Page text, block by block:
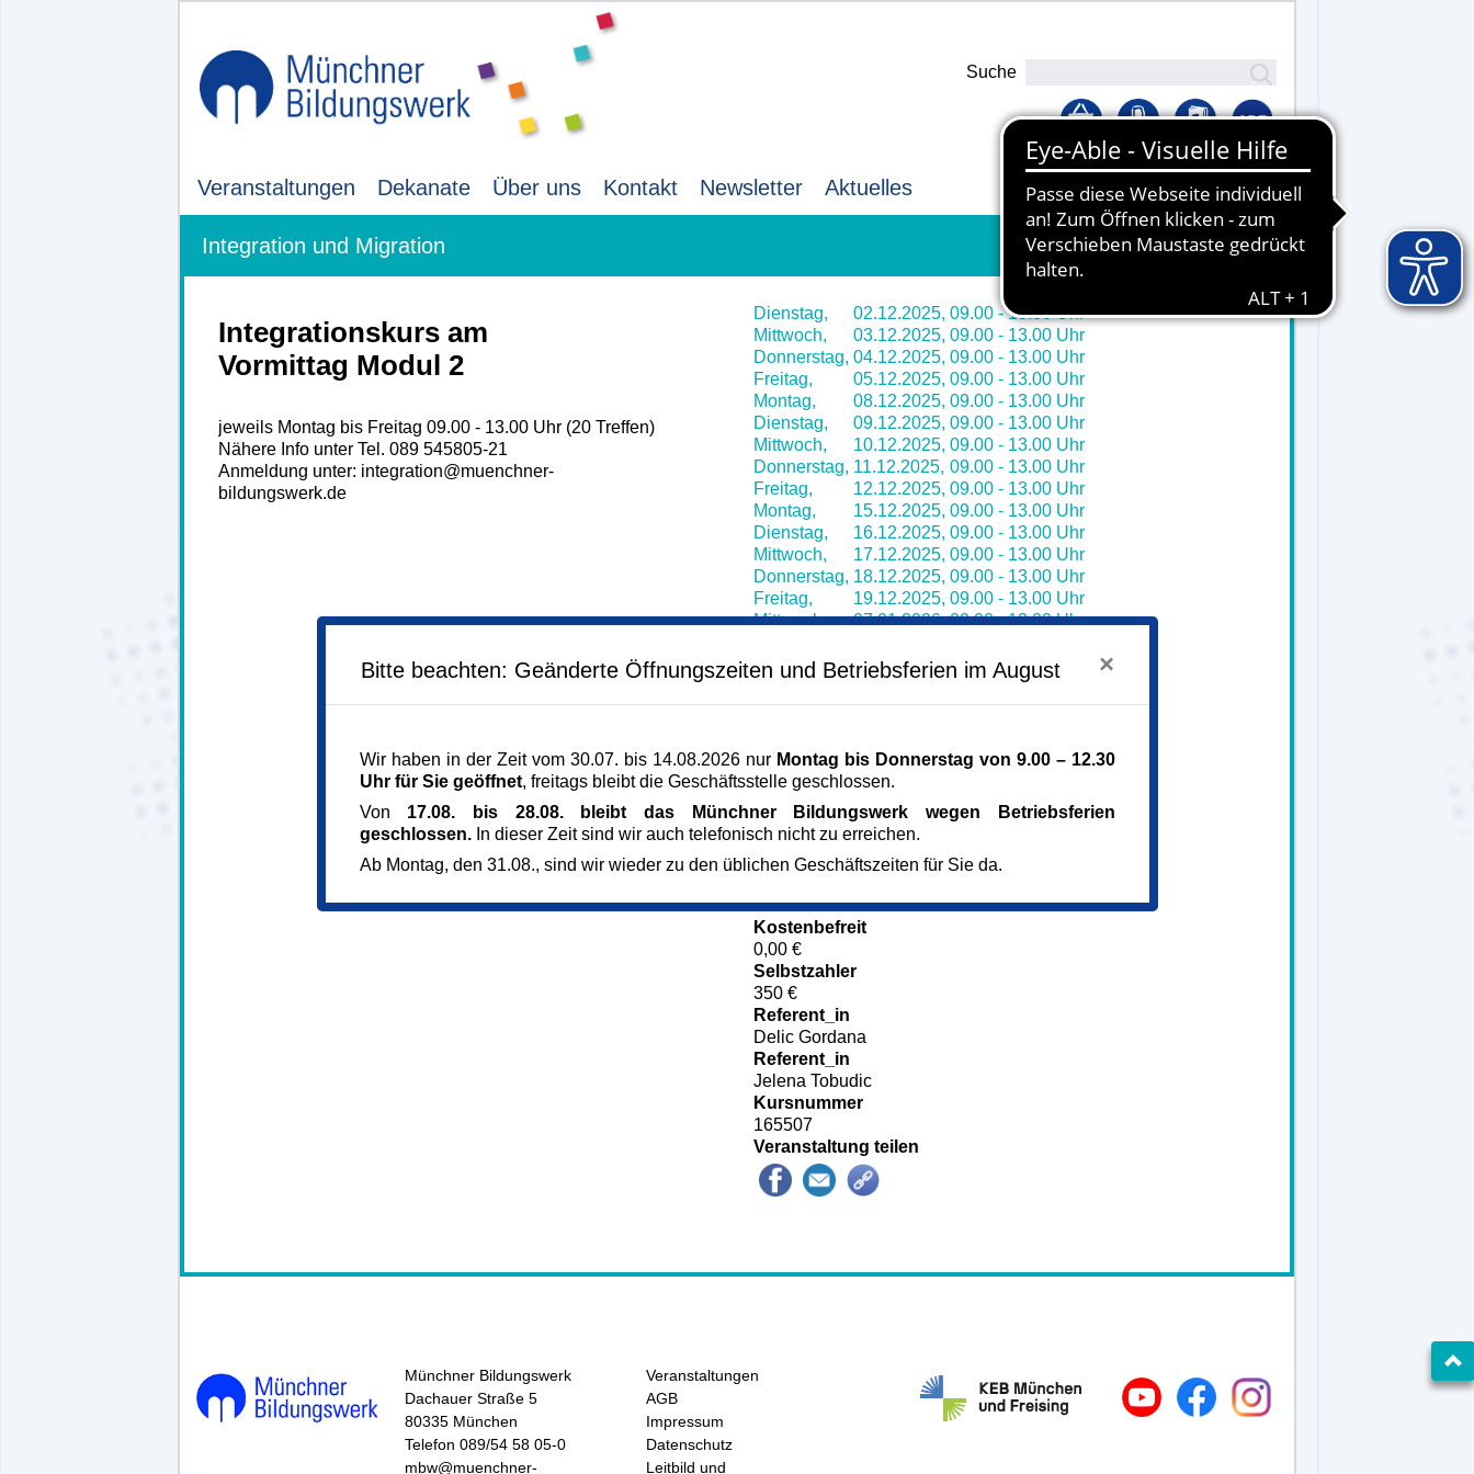
Suche
Veranstaltungen Dekanate Über uns Kontakt Newsletter Aktuelles Lernplattform
Integration und Migration
Integrationskurs am
Vormittag Modul 2
jeweils Montag bis Freitag 09.00 - 13.00 Uhr (20 Treffen)
Nähere Info unter Tel. 089 545805-21
Anmeldung unter: integration@muenchner-
bildungswerk.de
Dienstag, 02.12.2025, 09.00 - 13.00 Uhr
Mittwoch,
03.12.2025, 09.00 - 13.00 Uhr
Donnerstag, 04.12.2025, 09.00 - 13.00 Uhr
Freitag,
05.12.2025, 09.00 - 13.00 Uhr
Montag,
08.12.2025, 09.00 - 13.00 Uhr
Dienstag,
09.12.2025, 09.00 - 13.00 Uhr
Mittwoch,
10.12.2025, 09.00 - 13.00 Uhr
Donnerstag, 11.12.2025, 09.00 - 13.00 Uhr
Freitag,
12.12.2025, 09.00 - 13.00 Uhr
Montag,
15.12.2025, 09.00 - 13.00 Uhr
Dienstag,
16.12.2025, 09.00 - 13.00 Uhr
Mittwoch,
17.12.2025, 09.00 - 13.00 Uhr
Donnerstag, 18.12.2025, 09.00 - 13.00 Uhr
Freitag,
19.12.2025, 09.00 - 13.00 Uhr
Mittwoch,
07.01.2026,09.00 - 13.00 Uhr
Freitag,
09.01.2026,09.00 - 13.00 Uhr
09.00 - 13.00 Uhr
Dienstag,
13.01.2026,09.00 - 13.00 Uhr
Veranstaltungsort
Kulturzentrum Messestadt Riem
3. OG, Erika-Cremer-Str. 8
81829 München
München
229 €
Kostenbefreit
0,00 €
Selbstzahler
350 €
Referent_in
Delic Gordana
Referent_in
Jelena Tobudic
Kursnummer
165507
Veranstaltung teilen
Münchner Bildungswerk
Dachauer Straße 5
80335 München
Telefon 089/54 58 05-0
mbw@muenchner-
Veranstaltungen
AGB
Impressum
Datenschutz
Leitbild und
Bitte beachten: Geänderte Öffnungszeiten und Betriebsferien im August ×
Wir haben in der Zeit vom 30.07. bis 14.08.2026 nur Montag bis Donnerstag von 9.00 – 12.30
Uhr für Sie geöffnet, freitags bleibt die Geschäftsstelle geschlossen.
Von 17.08. bis 28.08. bleibt das Münchner Bildungswerk wegen Betriebsferien
geschlossen.In dieser Zeit sind wir auch telefonisch nicht zu erreichen.
Ab Montag, den 31.08., sind wir wieder zu den üblichen Geschäftszeiten für Sie da.